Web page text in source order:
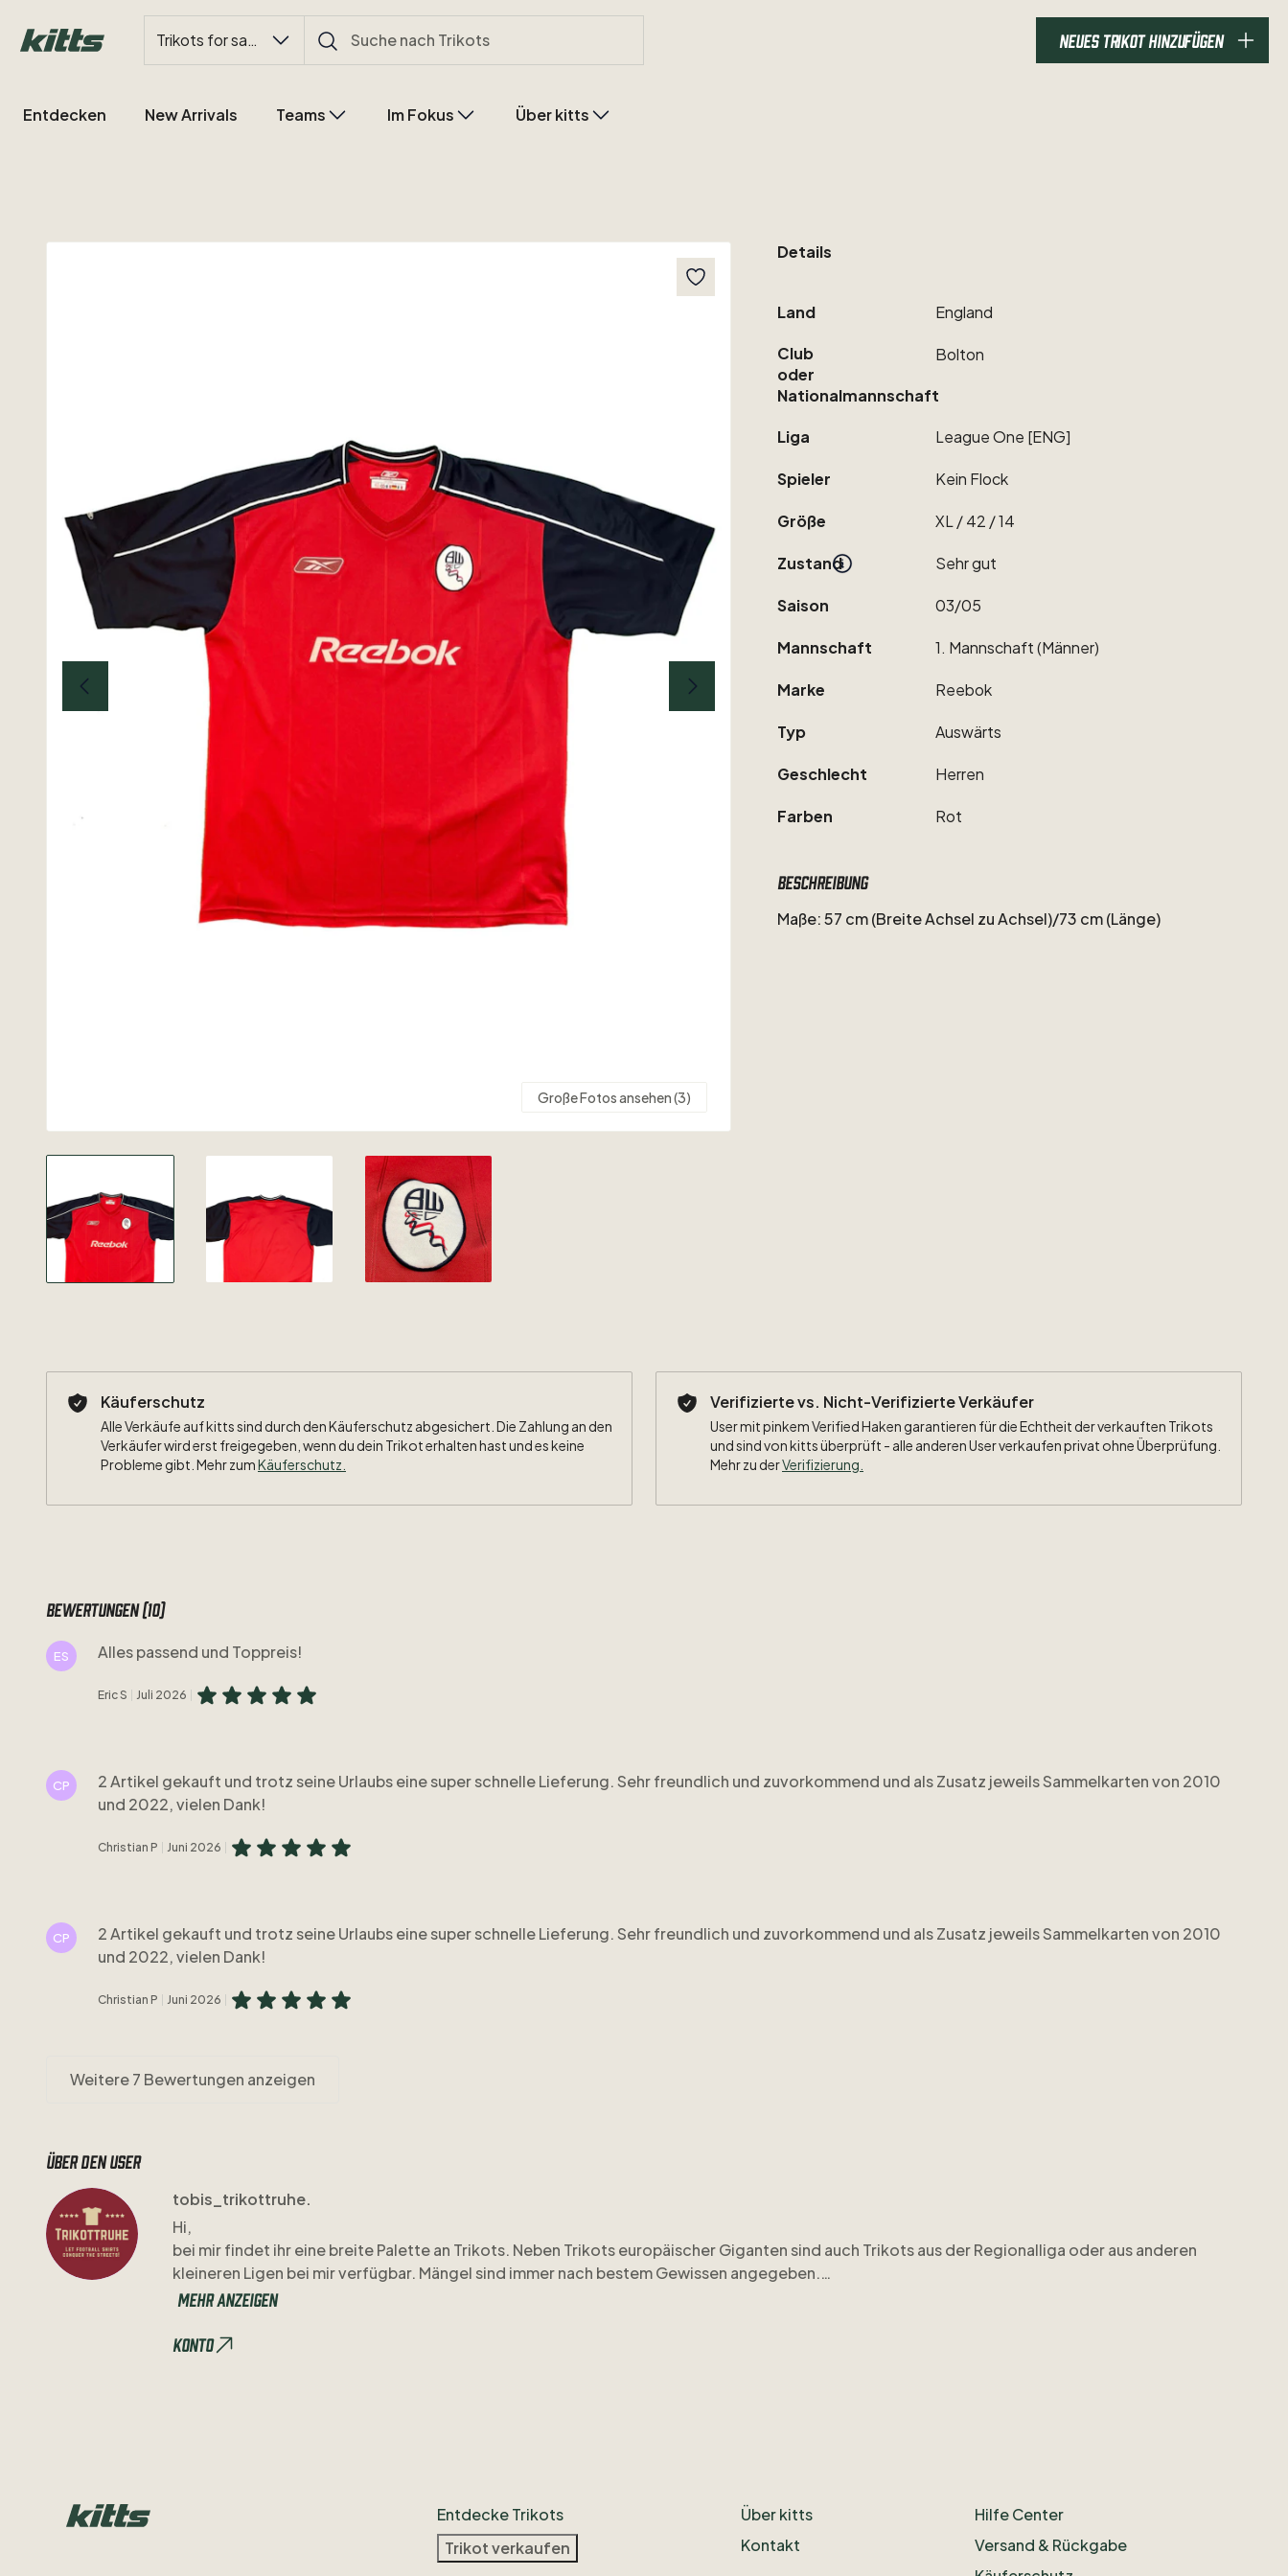
Trikots for sale NEUES TRIKOT HINZUFÜGEN
Entdecken New Arrivals Teams Im Fokus Über kitts
Große Fotos ansehen (3)
Details
Land England
Club
oder
Nationalmannschaft
Bolton
Liga LeagueOne [ENG]
Spieler Kein Flock
Größe XL ​/​42 ​/​14
Zustand Sehrgut
Saison 03​/​05
Mannschaft 1. Mannschaft(Männer)
Marke Reebok
Typ Auswärts
Geschlecht Herren
Farben Rot
Beschreibung
Maße:57 cm(BreiteAchsel zuAchsel)​/​73 cm(Länge)
Käuferschutz
Alle Verkäufe auf kitts sind durch den Käuferschutz abgesichert. Die Zahlung an den
Verkäufer wird erst freigegeben, wenn du dein Trikot erhalten hast und es keine
Probleme gibt. Mehr zumKäuferschutz
Verifizierte vs. Nicht-Verifizierte Verkäufer
User mit pinkem Verified Haken garantieren für die Echtheit der verkauften Trikots
und sind von kitts überprüft - alle anderen User verkaufen privat ohne Überprüfung.
Mehr zu derVerifizierung.
Bewertungen (10)
ES Alles passend und Toppreis!
Eric S Juli 2026
CP
2 Artikel gekauft und trotz seine Urlaubs eine super schnelle Lieferung. Sehr freundlich und zuvorkommend und als Zusatz jeweils Sammelkarten von 2010
und 2022, vielen Dank!
Christian P Juni 2026
CP
2 Artikel gekauft und trotz seine Urlaubs eine super schnelle Lieferung. Sehr freundlich und zuvorkommend und als Zusatz jeweils Sammelkarten von 2010
und 2022, vielen Dank!
Christian P Juni 2026
Weitere 7 Bewertungen anzeigen
Über den user
tobis_trikottruhe.
Hi​,​
bei mirfindet ihreinebreitePalettean Trikots. Neben TrikotseuropäischerGigantensind auch TrikotsausderRegionalliga oderausanderen
kleineren Ligen bei mirverfügbar. Mängelsind immernach bestemGewissen angegeben.
VielSpaßbeim
Mehr anzeigen
Konto
Entdecke Trikots
Trikot verkaufen
Über kitts
Kontakt
Hilfe Center
Versand & Rückgabe